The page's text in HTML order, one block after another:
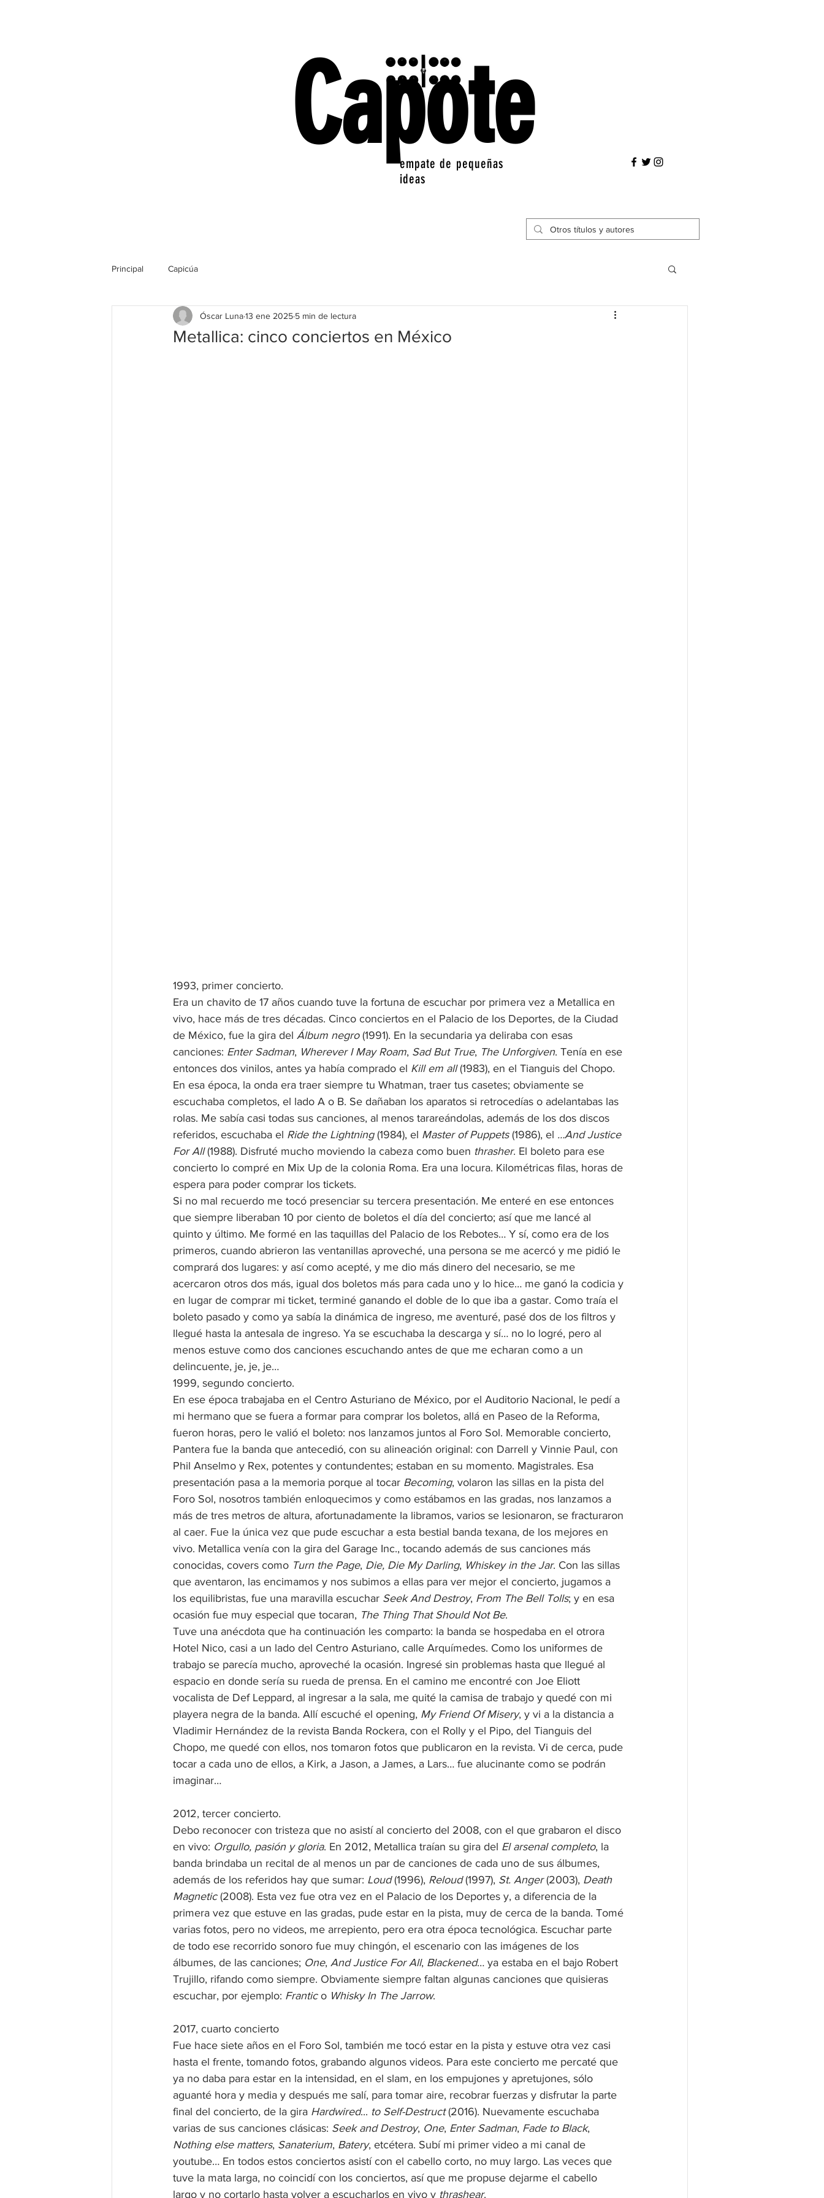
Capote
empate de pequeñas
ideas
Principal Capicúa
Metallica: cinco conciertos en México
Óscar Luna13 ene 2025 5 min de lectura
1993, primer concierto.
Era un chavito de 17 años cuando tuve la fortuna de escuchar por primera vez a Metallica en
vivo, hace más de tres décadas. Cinco conciertos en el Palacio de los Deportes, de la Ciudad
de México, fue la gira del Álbum negro (1991). En la secundaria ya deliraba con esas
canciones: Enter Sadman, Wherever I May Roam, Sad But True, The Unforgiven. Tenía en ese
entonces dos vinilos, antes ya había comprado el Kill em all (1983), en el Tianguis del Chopo.
En esa época, la onda era traer siempre tu Whatman, traer tus casetes; obviamente se
escuchaba completos, el lado A o B. Se dañaban los aparatos si retrocedías o adelantabas las
rolas. Me sabía casi todas sus canciones, al menos tarareándolas, además de los dos discos
referidos, escuchaba el Ride the Lightning (1984), el Master of Puppets (1986), el …And Justice
For All (1988). Disfruté mucho moviendo la cabeza como buen thrasher. El boleto para ese
concierto lo compré en Mix Up de la colonia Roma. Era una locura. Kilométricas filas, horas de
espera para poder comprar los tickets.
Si no mal recuerdo me tocó presenciar su tercera presentación. Me enteré en ese entonces
que siempre liberaban 10 por ciento de boletos el día del concierto; así que me lancé al
quinto y último. Me formé en las taquillas del Palacio de los Rebotes… Y sí, como era de los
primeros, cuando abrieron las ventanillas aproveché, una persona se me acercó y me pidió le
comprará dos lugares: y así como acepté, y me dio más dinero del necesario, se me
acercaron otros dos más, igual dos boletos más para cada uno y lo hice… me ganó la codicia y
en lugar de comprar mi ticket, terminé ganando el doble de lo que iba a gastar. Como traía el
boleto pasado y como ya sabía la dinámica de ingreso, me aventuré, pasé dos de los filtros y
llegué hasta la antesala de ingreso. Ya se escuchaba la descarga y sí… no lo logré, pero al
menos estuve como dos canciones escuchando antes de que me echaran como a un
delincuente, je, je, je…
1999, segundo concierto.
En ese época trabajaba en el Centro Asturiano de México, por el Auditorio Nacional, le pedí a
mi hermano que se fuera a formar para comprar los boletos, allá en Paseo de la Reforma,
fueron horas, pero le valió el boleto: nos lanzamos juntos al Foro Sol. Memorable concierto,
Pantera fue la banda que antecedió, con su alineación original: con Darrell y Vinnie Paul, con
Phil Anselmo y Rex, potentes y contundentes; estaban en su momento. Magistrales. Esa
presentación pasa a la memoria porque al tocar Becoming, volaron las sillas en la pista del
Foro Sol, nosotros también enloquecimos y como estábamos en las gradas, nos lanzamos a
más de tres metros de altura, afortunadamente la libramos, varios se lesionaron, se fracturaron
al caer. Fue la única vez que pude escuchar a esta bestial banda texana, de los mejores en
vivo. Metallica venía con la gira del Garage Inc., tocando además de sus canciones más
conocidas, covers como Turn the Page, Die, Die My Darling, Whiskey in the Jar. Con las sillas
que aventaron, las encimamos y nos subimos a ellas para ver mejor el concierto, jugamos a
los equilibristas, fue una maravilla escuchar Seek And Destroy, From The Bell Tolls; y en esa
ocasión fue muy especial que tocaran, The Thing That Should Not Be.
Tuve una anécdota que ha continuación les comparto: la banda se hospedaba en el otrora
Hotel Nico, casi a un lado del Centro Asturiano, calle Arquímedes. Como los uniformes de
trabajo se parecía mucho, aproveché la ocasión. Ingresé sin problemas hasta que llegué al
espacio en donde sería su rueda de prensa. En el camino me encontré con Joe Eliott
vocalista de Def Leppard, al ingresar a la sala, me quité la camisa de trabajo y quedé con mi
playera negra de la banda. Allí escuché el opening, My Friend Of Misery, y vi a la distancia a
Vladimir Hernández de la revista Banda Rockera, con el Rolly y el Pipo, del Tianguis del
Chopo, me quedé con ellos, nos tomaron fotos que publicaron en la revista. Vi de cerca, pude
tocar a cada uno de ellos, a Kirk, a Jason, a James, a Lars… fue alucinante como se podrán
imaginar…
2012, tercer concierto.
Debo reconocer con tristeza que no asistí al concierto del 2008, con el que grabaron el disco
en vivo: Orgullo, pasión y gloria. En 2012, Metallica traían su gira del El arsenal completo, la
banda brindaba un recital de al menos un par de canciones de cada uno de sus álbumes,
además de los referidos hay que sumar: Loud (1996), Reloud (1997), St. Anger (2003), Death
Magnetic (2008). Esta vez fue otra vez en el Palacio de los Deportes y, a diferencia de la
primera vez que estuve en las gradas, pude estar en la pista, muy de cerca de la banda. Tomé
varias fotos, pero no videos, me arrepiento, pero era otra época tecnológica. Escuchar parte
de todo ese recorrido sonoro fue muy chingón, el escenario con las imágenes de los
álbumes, de las canciones; One, And Justice For All, Blackened… ya estaba en el bajo Robert
Trujillo, rifando como siempre. Obviamente siempre faltan algunas canciones que quisieras
escuchar, por ejemplo: Frantic o Whisky In The Jarrow.
2017, cuarto concierto
Fue hace siete años en el Foro Sol, también me tocó estar en la pista y estuve otra vez casi
hasta el frente, tomando fotos, grabando algunos videos. Para este concierto me percaté que
ya no daba para estar en la intensidad, en el slam, en los empujones y apretujones, sólo
aguanté hora y media y después me salí, para tomar aire, recobrar fuerzas y disfrutar la parte
final del concierto, de la gira Hardwired... to Self-Destruct (2016). Nuevamente escuchaba
varias de sus canciones clásicas: Seek and Destroy, One, Enter Sadman, Fade to Black,
Nothing else matters, Sanaterium, Batery, etcétera. Subí mi primer video a mi canal de
youtube… En todos estos conciertos asistí con el cabello corto, no muy largo. Las veces que
tuve la mata larga, no coincidí con los conciertos, así que me propuse dejarme el cabello
largo y no cortarlo hasta volver a escucharlos en vivo y thrashear.